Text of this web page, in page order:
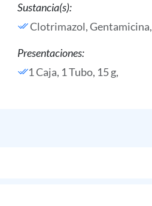
Sustancia(s):
Clotrimazol,Gentamicina,
Presentaciones:
1 Caja, 1 Tubo, 15 g,